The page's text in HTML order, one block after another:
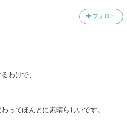
フォロー
わけで、
ってほんとに素晴らしいです。